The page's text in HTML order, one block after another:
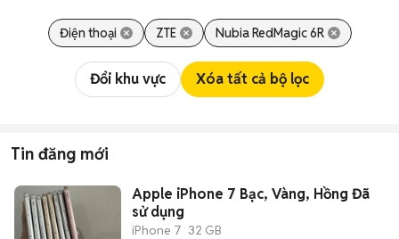
Điện thoại ZTE Nubia RedMagic 6R
Đổi khu vực Xóa tất cả bộ lọc
Tin đăng mới
Apple iPhone 7 Bạc, Vàng, Hồng Đã
sử dụng
iPhone 7 32 GB